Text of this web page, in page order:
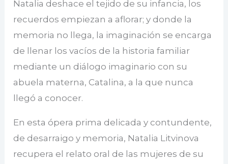
Natalia deshace el tejido de su infancia, los
recuerdos empiezan a aflorar; y donde la
memoria no llega, la imaginación se encarga
de llenar los vacíos de la historia familiar
mediante un diálogo imaginario con su
abuela materna, Catalina, a la que nunca
llegó a conocer.
En esta ópera prima delicada y contundente,
de desarraigo y memoria, Natalia Litvinova
recupera el relato oral de las mujeres de su